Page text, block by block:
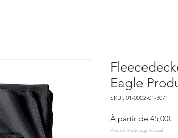
Eagle
SKU : 01-0002-01-3071
À partir de 45,00€